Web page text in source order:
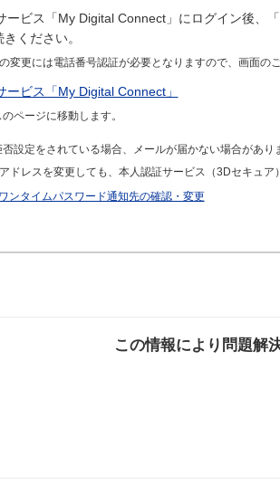
ービス「My Digital Connect」にログイン後、
ください。
変更には電話番号認証が必要となりますので、画面の
ービス「My Digital Connect」
ページに移動します。
設定をされている場合、メールが届かない場合があり
ドレスを変更しても、本人認証サービス（3Dセキュア
ンタイムパスワード通知先の確認・変更
この情報により問題解